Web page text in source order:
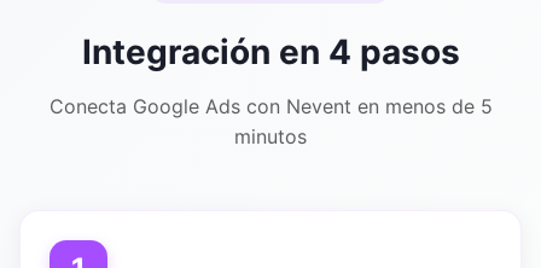
Integración en 4 pasos
Conecta Google Ads con Nevent en menos de 5
minutos